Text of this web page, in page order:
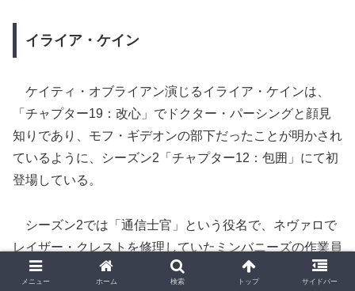
イライア・ケイン
ケイティ・オブライアン演じるイライア・ケインは、
「チャプター19：改心」でドクター・パーシングと顔見
知りであり、モフ・ギデオンの部下だったことが明かされ
ているように、シーズン2「チャプター12：包囲」にて初
登場している。
シーズン2では「通信士官」という役名で、ネヴァロで
レイザー・クレストを修理していたミンバニーズの作業員
にトラッキング・ビーコンを取り付けさせ、グローグーの
メニュー ホーム 検索 トップ サイドバー